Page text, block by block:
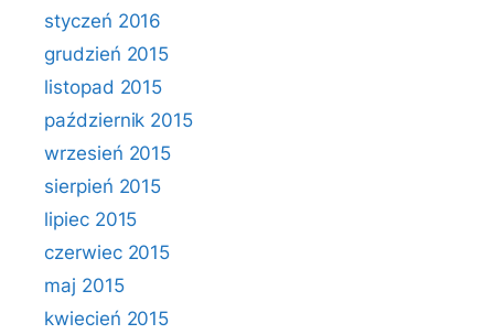
styczeń 2016
grudzień 2015
listopad 2015
październik 2015
wrzesień 2015
sierpień 2015
lipiec 2015
czerwiec 2015
maj 2015
kwiecień 2015